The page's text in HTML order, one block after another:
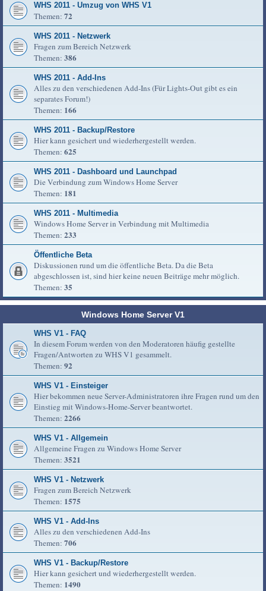
WHS 2011 - Umzug von WHS V1
Themen: 72
WHS 2011 - Netzwerk
Fragen zum Bereich Netzwerk
Themen: 386
WHS 2011 - Add-Ins
Alles zu den verschiedenen Add-Ins (Für Lights-Out gibt es ein
separates Forum!)
Themen: 166
WHS 2011 - Backup/Restore
Hier kann gesichert und wiederhergestellt werden.
Themen: 625
WHS 2011 - Dashboard und Launchpad
Die Verbindung zum Windows Home Server
Themen: 181
WHS 2011 - Multimedia
Windows Home Server in Verbindung mit Multimedia
Themen: 233
Öffentliche Beta
Diskussionen rund um die öffentliche Beta. Da die Beta
abgeschlossen ist, sind hier keine neuen Beiträge mehr möglich.
Themen: 35
Windows Home Server V1
WHS V1 - FAQ
In diesem Forum werden von den Moderatoren häufig gestellte
Fragen/Antworten zu WHS V1 gesammelt.
Themen: 92
WHS V1 - Einsteiger
Hier bekommen neue Server-Administratoren ihre Fragen rund um den
Einstieg mit Windows-Home-Server beantwortet.
Themen: 2266
WHS V1 - Allgemein
Allgemeine Fragen zu Windows Home Server
Themen: 3521
WHS V1 - Netzwerk
Fragen zum Bereich Netzwerk
Themen: 1575
WHS V1 - Add-Ins
Alles zu den verschiedenen Add-Ins
Themen: 706
WHS V1 - Backup/Restore
Hier kann gesichert und wiederhergestellt werden.
Themen: 1490